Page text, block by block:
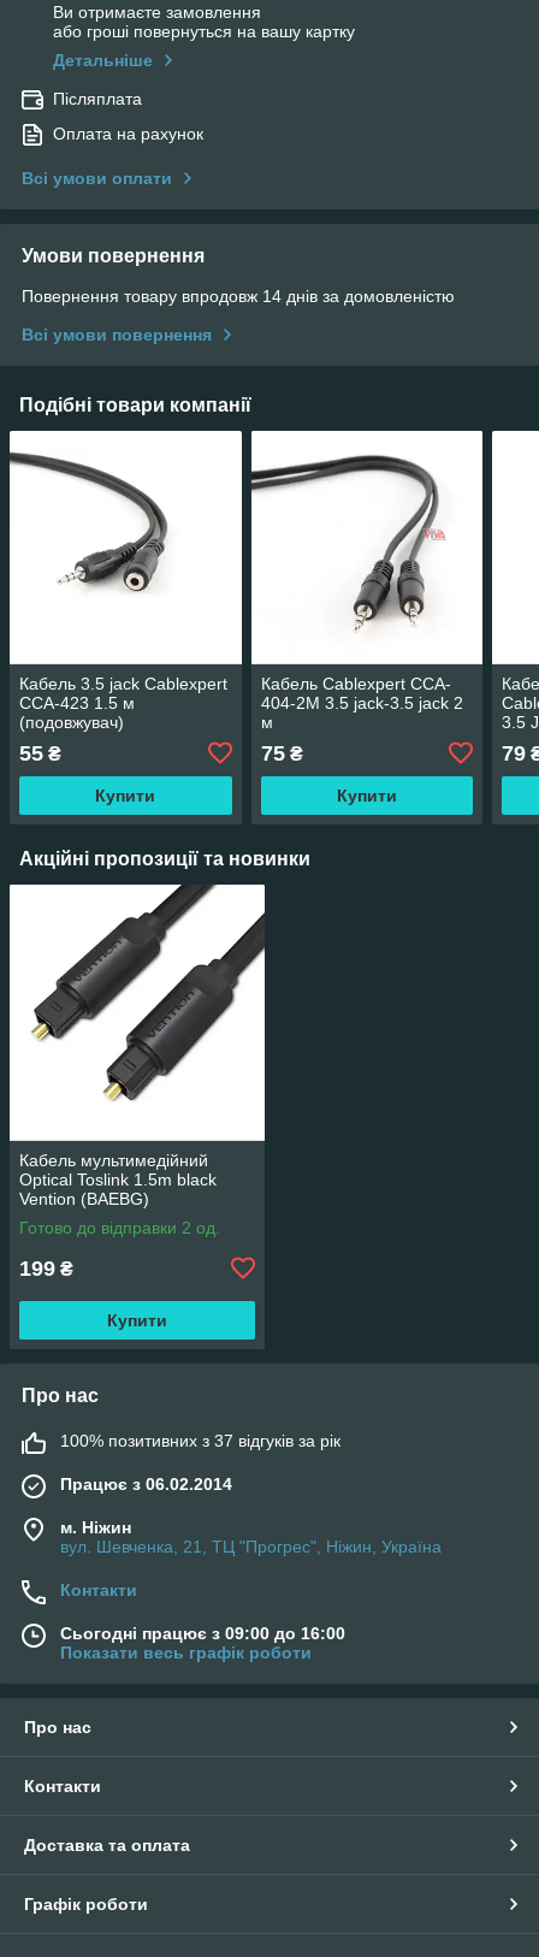
Ви отримаєте замовлення
або гроші повернуться на вашу картку
Детальніше
Післяплата
Оплата на рахунок
Всі умови оплати
Умови повернення
Повернення товару впродовж 14 днів за домовленістю
Всі умови повернення
Подібні товари компанії
Кабель 3.5 jack Cablexpert
CCA-423 1.5 м
(подовжувач)
55 ₴
Купити
Кабель Cablexpert CCA-
404-2M 3.5 jack-3.5 jack 2
м
75₴
Купити
3.5
79
Акційні пропозиції та новинки
Кабель мультимедійний
Optical Toslink 1.5m black
Vention (BAEBG)
Готово до відправки 2 од.
199 ₴
Купити
Про нас
100% позитивних з 37 відгуків за рік
Працює з 06.02.2014
м. Ніжин
вул. Шевченка, 21, ТЦ "Прогрес", Ніжин, Україна
Контакти
Сьогодні працює з 09:00 до 16:00
Показати весь графік роботи
Про нас
Контакти
Доставка та оплата
Графік роботи